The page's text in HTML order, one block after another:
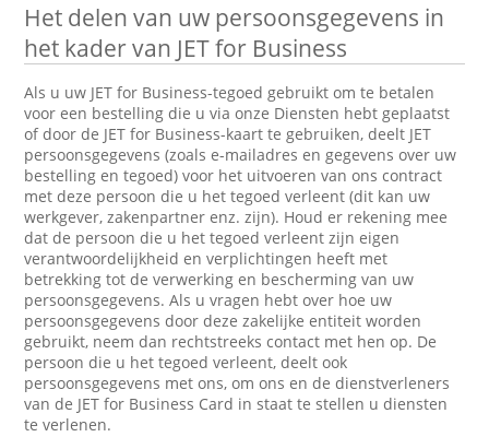
Het delen van uw persoonsgegevens in
het kader van JET for Business
Als u uw JET for Business-tegoed gebruikt om te betalen
voor een bestelling die u via onze Diensten hebt geplaatst
of door de JET for Business-kaart te gebruiken, deelt JET
persoonsgegevens (zoals e-mailadres en gegevens over uw
bestelling en tegoed) voor het uitvoeren van ons contract
met deze persoon die u het tegoed verleent (dit kan uw
werkgever, zakenpartner enz. zijn). Houd er rekening mee
dat de persoon die u het tegoed verleent zijn eigen
verantwoordelijkheid en verplichtingen heeft met
betrekking tot de verwerking en bescherming van uw
persoonsgegevens. Als u vragen hebt over hoe uw
persoonsgegevens door deze zakelijke entiteit worden
gebruikt, neem dan rechtstreeks contact met hen op. De
persoon die u het tegoed verleent, deelt ook
persoonsgegevens met ons, om ons en de dienstverleners
van de JET for Business Card in staat te stellen u diensten
te verlenen.